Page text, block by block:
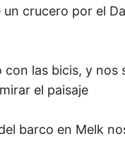
crucero por el
con las bicis, y nos
el paisaje
barco en Melk